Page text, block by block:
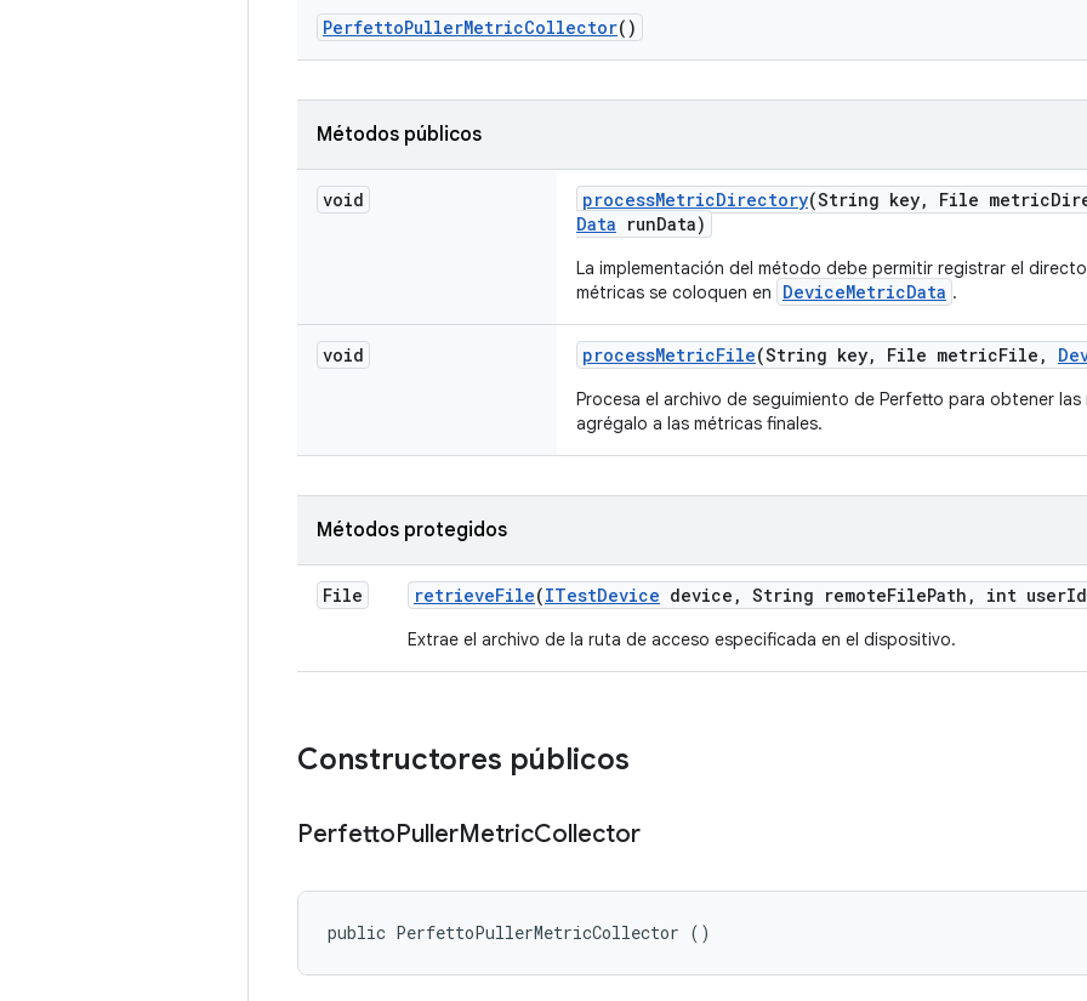
PerfettoPullerMetricCollector()
Métodos públicos
void processMetricDirectory(String key, File metric
Data runData)
La implementación del método debe permitir registrar el
métricas se coloquen en
DeviceMetricData .
void processMetricFile(String key, File metricFile ,
Procesa el archivo de seguimiento de Perfetto para obtener
agrégalo a las métricas finales.
Métodos protegidos
File retrieveFile(ITestDevice device , String remoteFilePath , int user
Extrae el archivo de la ruta de acceso especificada en el dispositivo.
Constructores públicos
PerfettoPullerMetricCollector
public PerfettoPullerMetricCollector ()